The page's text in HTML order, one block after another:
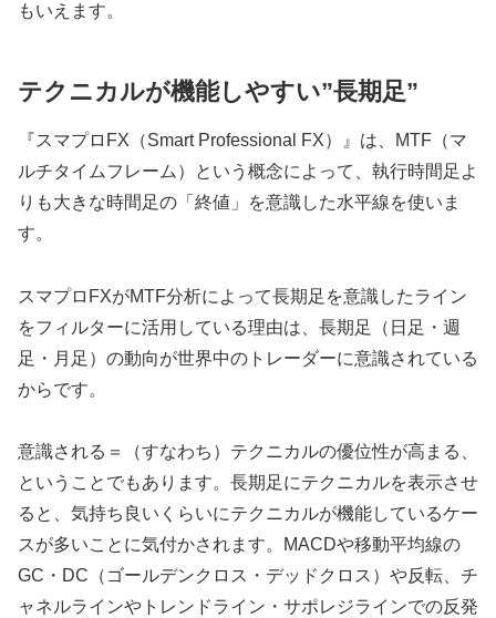
もいえます。
テクニカルが機能しやすい”長期足”
『スマプロFX（Smart Professional FX）』は、MTF（マ
ルチタイムフレーム）という概念によって、執行時間足よ
りも大きな時間足の「終値」を意識した水平線を使いま
す。
スマプロFXがMTF分析によって長期足を意識したライン
をフィルターに活用している理由は、長期足（日足・週
足・月足）の動向が世界中のトレーダーに意識されている
からです。
意識される＝（すなわち）テクニカルの優位性が高まる、
ということでもあります。長期足にテクニカルを表示させ
ると、気持ち良いくらいにテクニカルが機能しているケー
スが多いことに気付かされます。MACDや移動平均線の
GC・DC（ゴールデンクロス・デッドクロス）や反転、チ
ャネルラインやトレンドライン・サポレジラインでの反発